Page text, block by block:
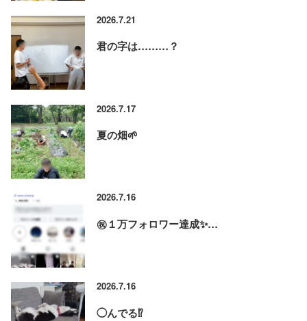
2026.7.21
君の字は………？
2026.7.17
夏の畑🌱
2026.7.16
㊗️１万フォロワー達成✨…
2026.7.16
◯んでる⁉️